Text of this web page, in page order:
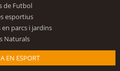
de Futbol
esportius
en parcs i jardins
Naturals
EN ESPORT